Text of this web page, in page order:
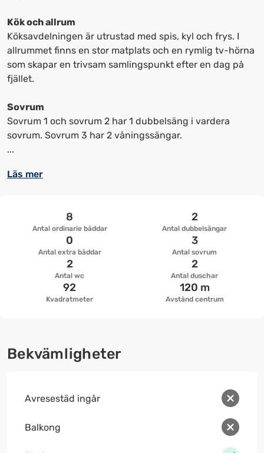
kortkommandon
för
att
ändra
datum
för
att
ändra
Kök och allrum
Köksavdelningen är utrustad med spis, kyl och frys. I
allrummet finns en stor matplats och en rymlig tv-hörna
som skapar en trivsam samlingspunkt efter en dag på
fjället.
Sovrum
Sovrum 1 och sovrum 2 har 1 dubbelsäng i vardera
sovrum. Sovrum 3 har 2 våningssängar.
...
Läs mer
Antal ordinarie bäddar
8
Antal dubbelsängar
2
Antal extra bäddar
0
Antal sovrum
3
Antal wc
2
Antal duschar
2
Kvadratmeter
92
Avstånd centrum
120 m
Bekvämligheter
Avresestäd ingår
Balkong